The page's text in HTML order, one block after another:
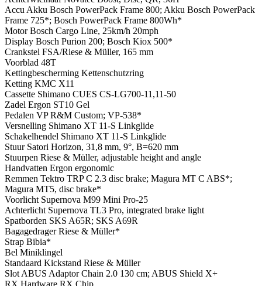
Accu Akku Bosch PowerPack Frame 800; Akku Bosch PowerPack
Frame 725*; Bosch PowerPack Frame 800Wh*
MotorBosch Cargo Line, 25km/h 20mph
Display Bosch Purion 200; Bosch Kiox 500*
Crankstel FSA/Riese & Müller, 165 mm
Voorblad 48T
Kettingbescherming Kettenschutzring
Ketting KMC X11
Cassette Shimano CUES CS-LG700-11,11-50
Zadel Ergon ST10 Gel
Pedalen VP R&M Custom; VP-538*
Versnelling Shimano XT 11-S Linkglide
Schakelhendel Shimano XT 11-S Linkglide
Stuur Satori Horizon, 31,8 mm, 9°, B=620 mm
Stuurpen Riese & Müller, adjustable height and angle
Handvatten Ergon ergonomic
Remmen Tektro TRP C 2.3 disc brake; Magura MT C ABS*;
Magura MT5, disc brake*
Voorlicht Supernova M99 Mini Pro-25
Achterlicht Supernova TL3 Pro, integrated brake light
Spatborden SKS A65R; SKS A69R
BagagedragerRiese & Müller*
Strap Bibia*
Bel Miniklingel
Standaard Kickstand Riese & Müller
Slot ABUS Adaptor Chain 2.0 130 cm; ABUS Shield X+